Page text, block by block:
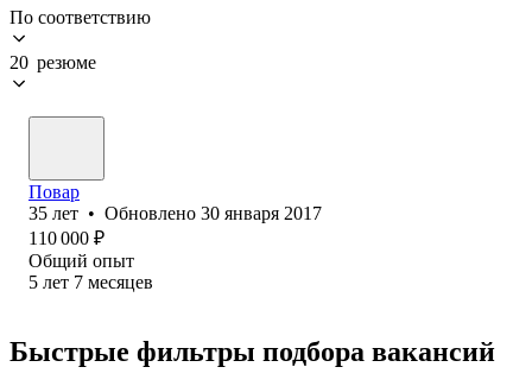
По соответствию
20 резюме
Повар
35 лет • Обновлено 30 января 2017
110 000 ₽
Общий опыт
5 лет 7 месяцев
Быстрые фильтры подбора вакансий